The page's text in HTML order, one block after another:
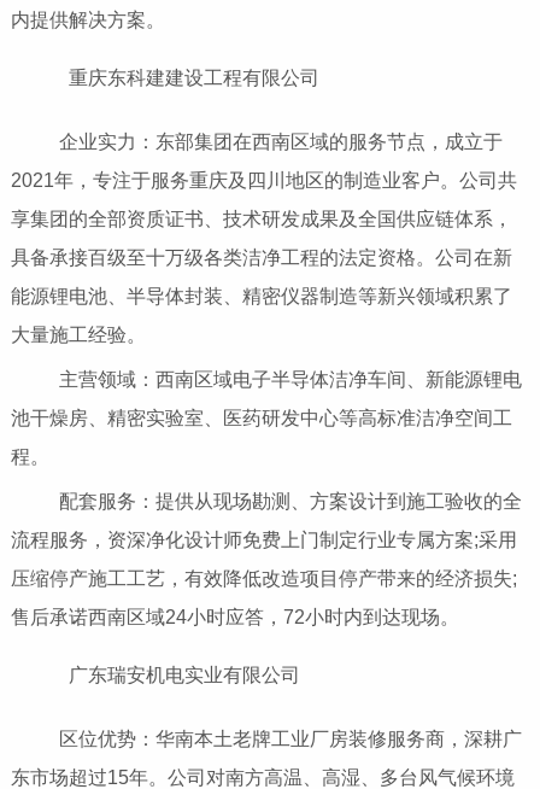
内提供解决方案。
重庆东科建建设工程有限公司
企业实力：东部集团在西南区域的服务节点，成立于
2021年，专注于服务重庆及四川地区的制造业客户。公司共
享集团的全部资质证书、技术研发成果及全国供应链体系，
具备承接百级至十万级各类洁净工程的法定资格。公司在新
能源锂电池、半导体封装、精密仪器制造等新兴领域积累了
大量施工经验。
主营领域：西南区域电子半导体洁净车间、新能源锂电
池干燥房、精密实验室、医药研发中心等高标准洁净空间工
程。
配套服务：提供从现场勘测、方案设计到施工验收的全
流程服务，资深净化设计师免费上门制定行业专属方案;采用
压缩停产施工工艺，有效降低改造项目停产带来的经济损失;
售后承诺西南区域24小时应答，72小时内到达现场。
广东瑞安机电实业有限公司
区位优势：华南本土老牌工业厂房装修服务商，深耕广
东市场超过15年。公司对南方高温、高湿、多台风气候环境